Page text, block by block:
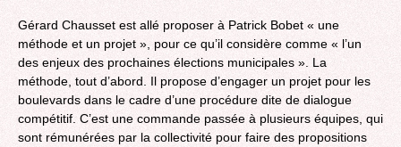
Gérard Chausset est allé proposer à Patrick Bobet « une
méthode et un projet », pour ce qu’il considère comme « l’un
des enjeux des prochaines élections municipales ». La
méthode, tout d’abord. Il propose d’engager un projet pour les
boulevards dans le cadre d’une procédure dite de dialogue
compétitif. C’est une commande passée à plusieurs équipes, qui
sont rémunérées par la collectivité pour faire des propositions